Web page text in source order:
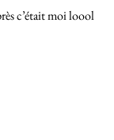
c’était moi loool